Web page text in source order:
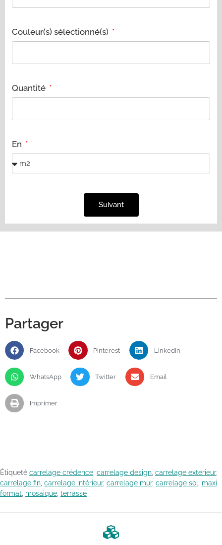
Couleur(s) sélectionné(s)
Quantité
En
Suivant
Partager
Facebook Pinterest LinkedIn
WhatsApp Twitter Email
Imprimer
Étiqueté carrelage crédence, carrelage design, carrelage exterieur,
carrelage fin, carrelage intérieur, carrelage mur, carrelage sol, maxi
format, mosaique, terrasse